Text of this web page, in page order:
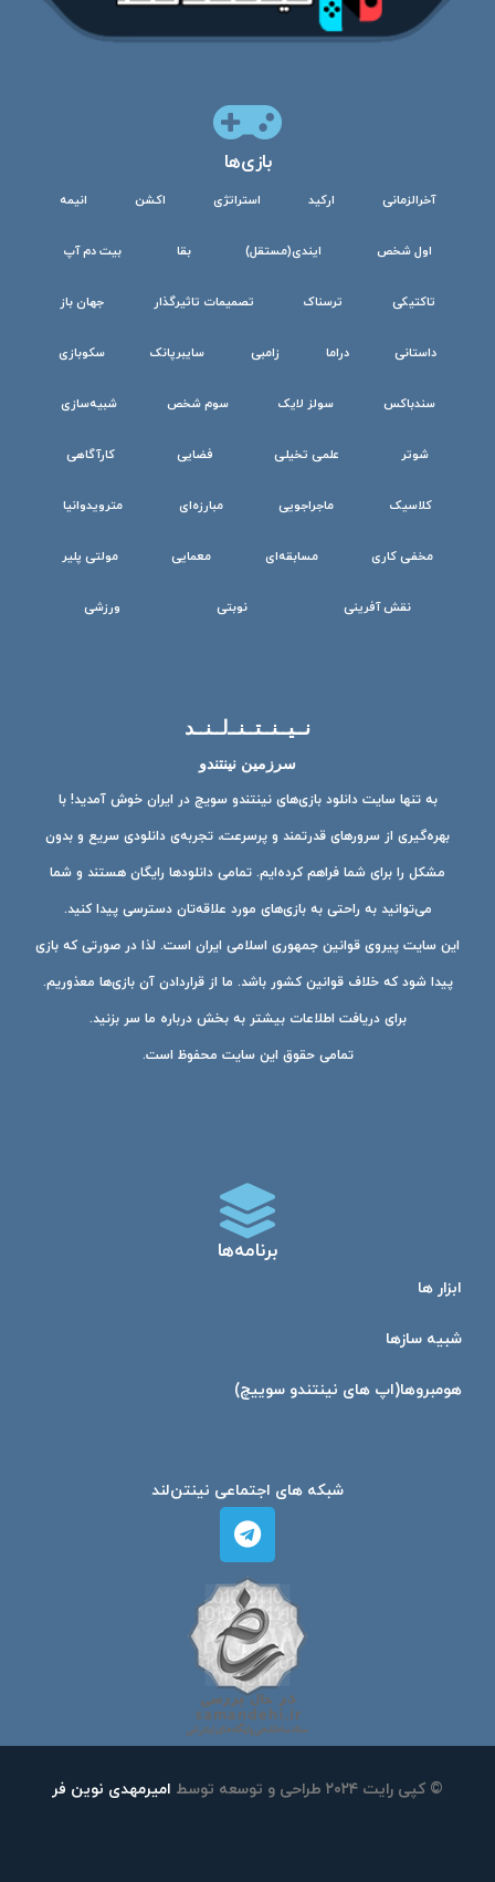
بازی‌ها
آخرالزمانی ارکید استراتژی اکشن انیمه
اول شخص ایندی(مستقل) بقا بیت دم آپ
تاکتیکی ترسناک تصمیمات تاثیرگذار جهان باز
داستانی دراما زامبی سایبرپانک سکوبازی
سندباکس سولز لایک سوم شخص شبیه‌سازی
شوتر علمی تخیلی فضایی کارآگاهی
کلاسیک ماجراجویی مبارزه‌ای مترویدوانیا
مخفی کاری مسابقه‌ای معمایی مولتی پلیر
نقش آفرینی نوبتی ورزشی
نــیــنــتــنــ‌لــنــد
سرزمین نینتندو
به تنها سایت دانلود بازی‌های نینتندو سویچ در ایران خوش آمدید! با
بهره‌گیری از سرورهای قدرتمند و پرسرعت، تجربه‌ی دانلودی سریع و بدون
مشکل را برای شما فراهم کرده‌ایم. تمامی دانلودها رایگان هستند و شما
می‌توانید به راحتی به بازی‌های مورد علاقه‌تان دسترسی پیدا کنید.
این سایت پیروی قوانین جمهوری اسلامی ایران است. لذا در صورتی که بازی
پیدا شود که خلاف قوانین کشور باشد. ما از قراردادن آن بازی‌ها معذوریم.
برای دریافت اطلاعات بیشتر به بخش درباره ما سر بزنید.
تمامی حقوق این سایت محفوظ است.
برنامه‌ها
ابزار ها
شبیه ساز‌ها
هومبرو‌ها(اپ های نینتندو سوییچ)
شبکه های اجتماعی نینتن‌لند
© کپی رایت ۲۰۲۴ طراحی و توسعه توسط امیرمهدی نوین فر